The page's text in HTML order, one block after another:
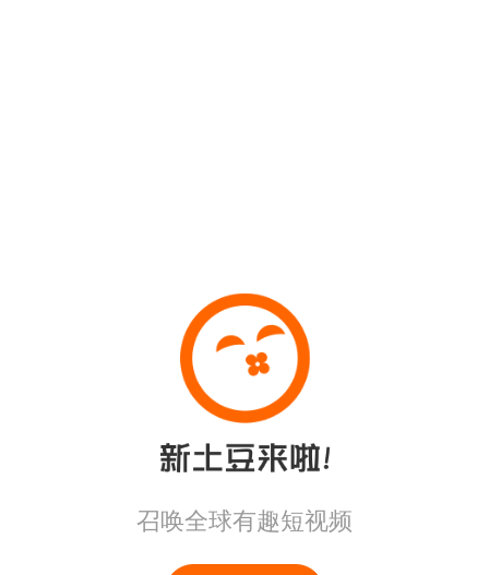
召唤全球有趣短视频